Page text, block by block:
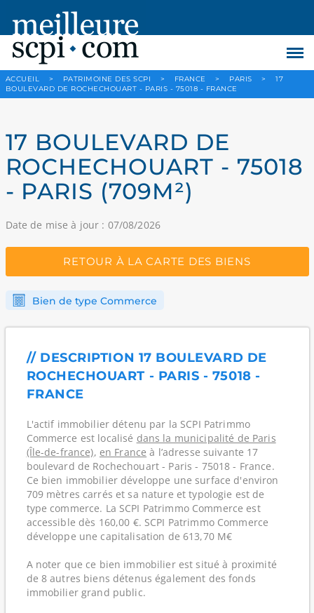
ACCUEIL > PATRIMOINE DES SCPI > FRANCE > PARIS >
17
BOULEVARD DE ROCHECHOUART - PARIS - 75018 - FRANCE
17 BOULEVARD DE
ROCHECHOUART - 75018
- PARIS (709M²)
Date de mise à jour : 07/08/2026
RETOUR À LA CARTE DES BIENS
Bien de type Commerce
// DESCRIPTION 17 BOULEVARD DE
ROCHECHOUART - PARIS - 75018 -
FRANCE
L'actif immobilier détenu par la SCPI Patrimmo
Commerce est localisé dans la municipalité de Paris
(Île-de-france), en France à l’adresse suivante 17
boulevard de Rochechouart - Paris - 75018 - France.
Ce bien immobilier développe une surface d'environ
709 mètres carrés et sa nature et typologie est de
type commerce. La SCPI Patrimmo Commerce est
accessible dès 160,00 €. SCPI Patrimmo Commerce
développe une capitalisation de 613,70 M€
A noter que ce bien immobilier est situé à proximité
de 8 autres biens détenus également des fonds
immobilier grand public.